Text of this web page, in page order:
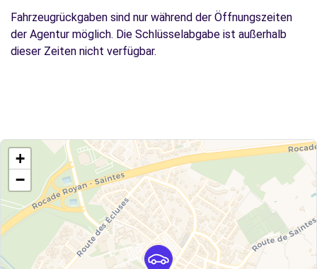
Fahrzeugrückgaben sind nur während der Öffnungszeiten
der Agentur möglich. Die Schlüsselabgabe ist außerhalb
dieser Zeiten nicht verfügbar.
+
−